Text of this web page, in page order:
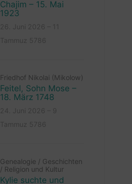
Chajim – 15. Mai
1923
Friedhof Nikolai (Mikolow)
Feitel, Sohn Mose –
18. März 1748
Genealogie / Geschichten
/ Religion und Kultur
Kylie suchte und